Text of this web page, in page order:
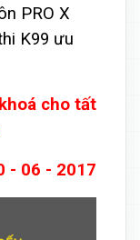
PRO X
K99 ưu
cho tất
- 06 - 2017